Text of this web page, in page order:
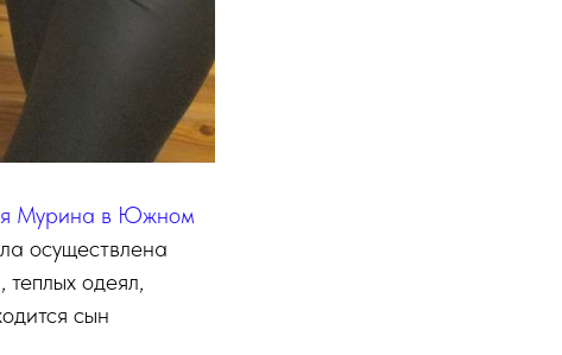
Мурина в Южном
осуществлена
одеял,
сын